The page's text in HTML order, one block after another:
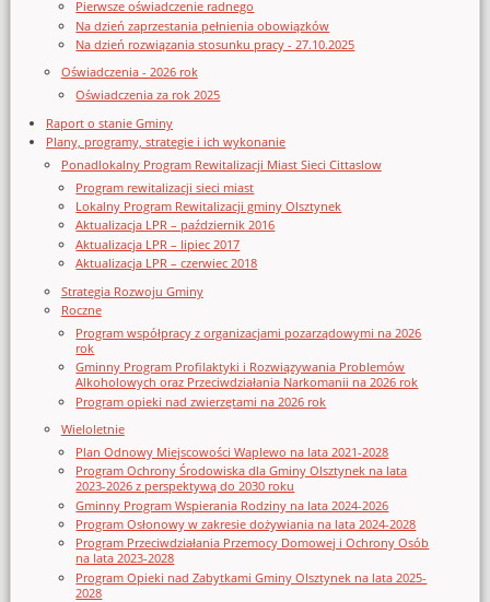
Pierwsze oświadczenie radnego
Na dzień zaprzestania pełnienia obowiązków
Na dzień rozwiązania stosunku pracy - 27.10.2025
Oświadczenia - 2026 rok
Oświadczenia za rok 2025
Raport o stanie Gminy
Plany, programy, strategie i ich wykonanie
Ponadlokalny Program Rewitalizacji Miast Sieci Cittaslow
Program rewitalizacji sieci miast
Lokalny Program Rewitalizacji gminy Olsztynek
Aktualizacja LPR – październik 2016
Aktualizacja LPR – lipiec 2017
Aktualizacja LPR – czerwiec 2018
Strategia Rozwoju Gminy
Roczne
Program współpracy z organizacjami pozarządowymi na 2026
rok
Gminny Program Profilaktyki i Rozwiązywania Problemów
Alkoholowych oraz Przeciwdziałania Narkomanii na 2026 rok
Program opieki nad zwierzętami na 2026 rok
Wieloletnie
Plan Odnowy Miejscowości Waplewo na lata 2021-2028
Program Ochrony Środowiska dla Gminy Olsztynek na lata
2023-2026 z perspektywą do 2030 roku
Gminny Program Wspierania Rodziny na lata 2024-2026
Program Osłonowy w zakresie dożywiania na lata 2024-2028
Program Przeciwdziałania Przemocy Domowej i Ochrony Osób
na lata 2023-2028
Program Opieki nad Zabytkami Gminy Olsztynek na lata 2025-
2028